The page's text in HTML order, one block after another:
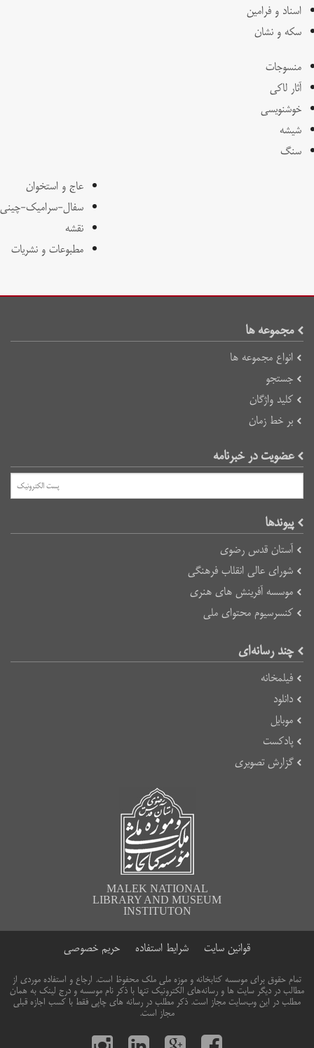
اسناد و فرامین
سکه و نشان
منسوجات
آثار لاکی
خوشنویسی
شیشه
سنگ
عاج و استخوان
سفال-سرامیک-چینی
نقشه
مطبوعات و نشریات
مجموعه ها
انواع مجموعه ها
جستجو
کلید واژگان
بر خط زمان
عضویت در خبرنامه
پیوند‌ها
آستان قدس رضوی
شورای عالی انقلاب فرهنگی
موسسه آفرینش های هنری
کنسرسیوم محتوای ملی
چند رسانه‌ای
فیلمخانه
دانلود
موبایل
پادکست
گزارش تصویری
MALEK NATIONAL
LIBRARY AND MUSEUM
INSTITUTON
قوانین سایت شرایط استفاده حریم خصوصی
تمام حقوق برای موسسه کتابخانه و موزه ملی ملک محفوظ است. ارجاع و استفاده موردی از
مطالب در دیگر سایت ها و رسانه‌های الکترونیک تنها با ذکر نام موسسه و درج لینک به همان
مطلب در این وب‌سایت مجاز است. ذکر مطلب در رسانه های چاپی فقط با کسب اجازه قبلی
مجاز است.